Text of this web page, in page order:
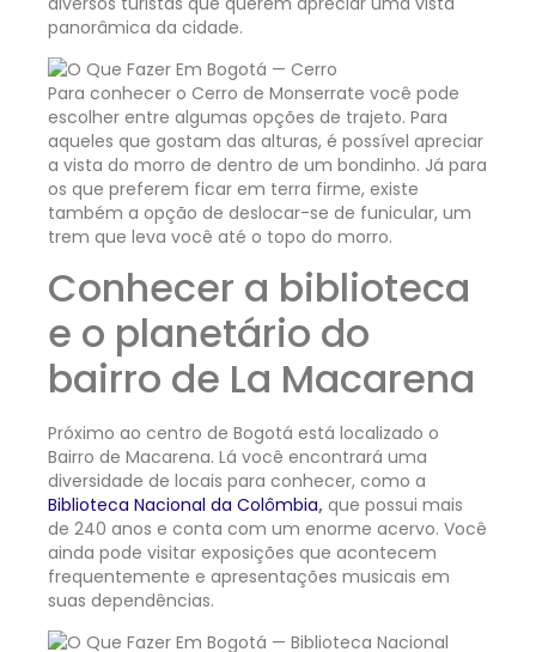
panorâmica da cidade.
Para conhecer o Cerro de Monserrate você pode
escolher entre algumas opções de trajeto. Para
aqueles que gostam das alturas, é possível apreciar
a vista do morro de dentro de um bondinho. Já para
os que preferem ficar em terra firme, existe
também a opção de deslocar-se de funicular, um
trem que leva você até o topo do morro.
Conhecer a biblioteca
e o planetário do
bairro de La Macarena
Próximo ao centro de Bogotá está localizado o
Bairro de Macarena. Lá você encontrará uma
diversidade de locais para conhecer, como a
Biblioteca Nacional da Colômbia, que possui mais
de 240 anos e conta com um enorme acervo. Você
ainda pode visitar exposições que acontecem
frequentemente e apresentações musicais em
suas dependências.